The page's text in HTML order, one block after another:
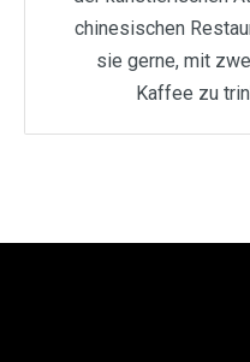
chinesischen
sie gerne, mit
Kaffee zu